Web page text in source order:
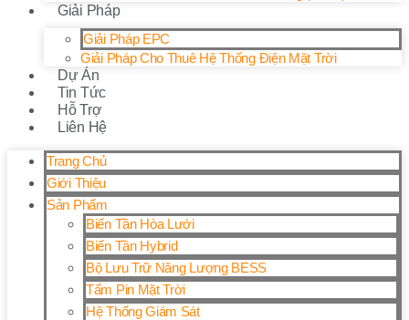
Giải Pháp
Giải Pháp EPC
Giải Pháp Cho Thuê Hệ Thống Điện Mặt Trời
Dự Án
Tin Tức
Hỗ Trợ
Liên Hệ
Trang Chủ
Giới Thiệu
Sản Phẩm
Biến Tần Hòa Lưới
Biến Tần Hybrid
Bộ Lưu Trữ Năng Lượng BESS
Tấm Pin Mặt Trời
Hệ Thống Giám Sát